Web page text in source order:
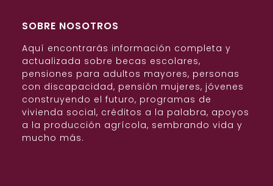
SOBRE NOSOTROS
Aquí encontrarás información completa y
actualizada sobre becas escolares,
pensiones para adultos mayores, personas
con discapacidad, pensión mujeres, jóvenes
construyendo el futuro, programas de
vivienda social, créditos a la palabra, apoyos
a la producción agrícola, sembrando vida y
mucho más.